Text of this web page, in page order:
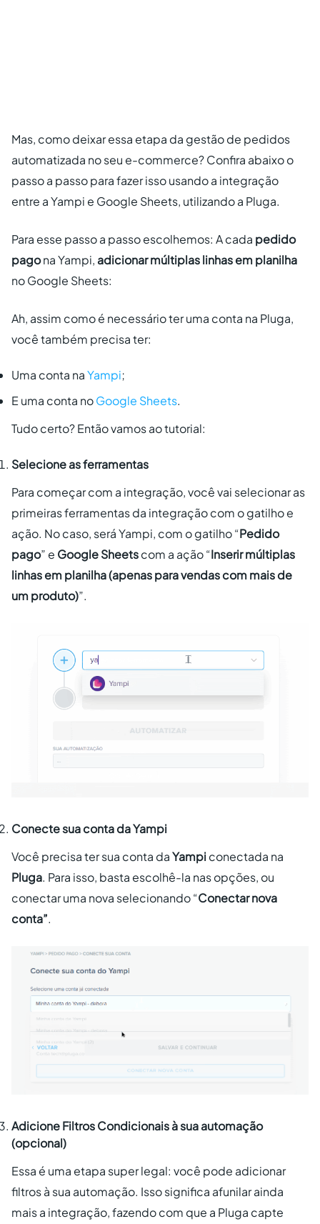
Mas, como deixar essa etapa da gestão de pedidos
automatizada no seu e-commerce? Confira abaixo o
passo a passo para fazer isso usando a integração
entre a Yampi e Google Sheets, utilizando a Pluga.
Para esse passo a passo escolhemos: A cada pedido
pagona Yampi, adicionar múltiplas linhas em planilha
no Google Sheets:
Ah, assim como é necessário ter uma conta na Pluga,
você também precisa ter:
Uma conta naYampi;
E uma conta noGoogle Sheets.
Tudo certo? Então vamos ao tutorial:
Selecione as ferramentas
Para começar com a integração, você vai selecionar as
primeiras ferramentas da integração com o gatilho e
ação. No caso, será Yampi, com o gatilho “Pedido
pago” e Google Sheetscom a ação “Inserir múltiplas
linhas em planilha (apenas para vendas com mais de
um produto)”.
Conecte sua conta da Yampi
Você precisa ter sua conta daYampi conectada na
Pluga. Para isso, basta escolhê-la nas opções, ou
conectar uma nova selecionando “Conectar nova
conta”.
Adicione Filtros Condicionais à sua automação
(opcional)
Essa é uma etapa super legal: você pode adicionar
filtros à sua automação. Isso significa afunilar ainda
mais a integração, fazendo com que a Pluga capte